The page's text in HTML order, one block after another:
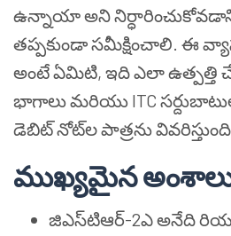
ఉన్నాయా అని
తప్పకుండా సమీక్షించాలి. ఈ
అంటే ఏమిటి, ఇది ఎలా ఉత్పత్తి
భాగాలు మరియు ITC
డెబిట్ నోట్‌ల పాత్రను
ముఖ్యమైన
జిఎస్‌టి‌ఆర్-2ఎ అనేది